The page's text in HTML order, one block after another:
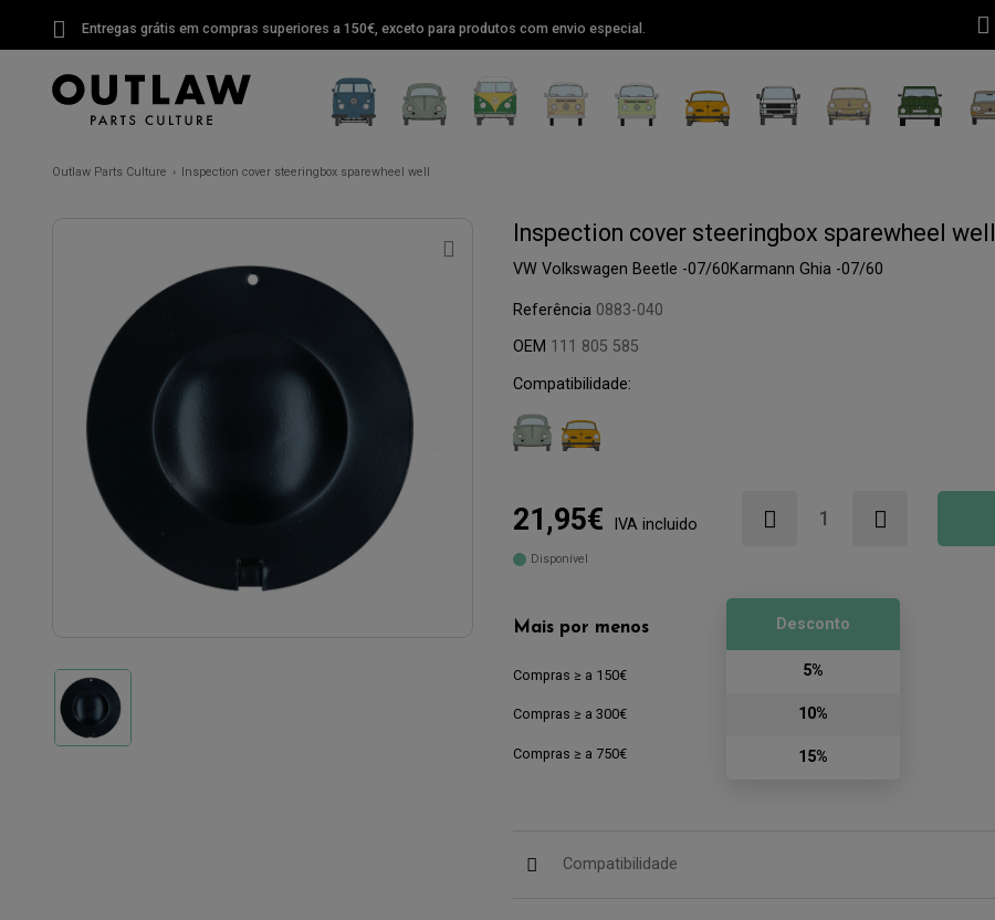
Entregas grátis em compras superiores a 150€, exceto para produtos com envio especial.
Outlaw Parts Culture Inspection cover steeringbox sparewheel well
Inspection cover steeringbox sparewheel well
VW Volkswagen Beetle -07/60Karmann Ghia -07/60
Referência 0883-040
OEM 111 805 585
Compatibilidade:
21,95€ IVA incluido
Disponível
Mais por menos
Compras ≥ a 150€
Compras ≥ a 300€
Compras ≥ a 750€
Desconto
5%
10%
15%
Compatibilidade